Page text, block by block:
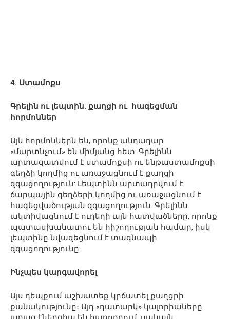
4. Ստամոքս
Գրելին ու լեպտին. քաղցի ու հագեցման
հորմոններ
Այն հորմոններն են, որոնք անդադար
«մարտնչում» են միմյանց հետ: Գրելինն
արտազատվում է ստամոքսի ու ենթաստամոքսի
գեղձի կողմից ու առաջացնում է քաղցի
զգացողություն: Լեպտինն արտադրվում է
ճարպային գեղձերի կողմից ու առաջացնում է
հագեցվածության զգացողություն: Գրելինն
ակտիվացնում է ուղեղի այն հատվածները, որոնք
պատասխանատու են հիշողության համար, իսկ
լեպտինը նվազեցնում է տագնապի
զգացողությունը:
Ինչպես կարգավորել
Այս դեպքում աշխատեք կրճատել քաղցրի
քանակությունը։ Այդ «դատարկ» կալորիաները